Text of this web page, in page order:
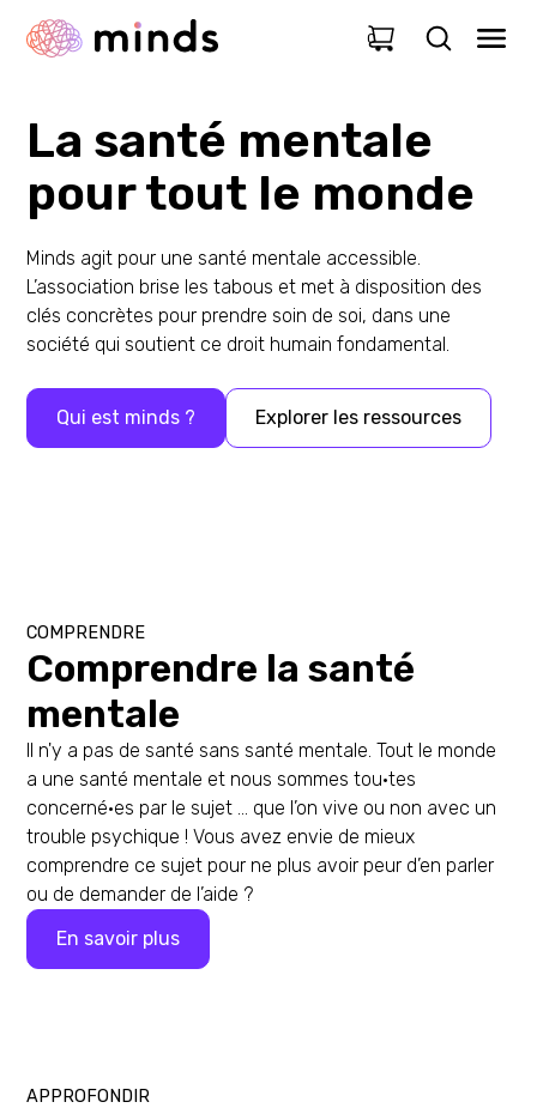
0
La santé mentale
pour tout le monde
Minds agit pour une santé mentale accessible.
L’association brise les tabous et met à disposition des
clés concrètes pour prendre soin de soi, dans une
société qui soutient ce droit humain fondamental.
Qui est minds ? Explorer les ressources
COMPRENDRE
Comprendre la santé
mentale
Il n'y a pas de santé sans santé mentale. Tout le monde
a une santé mentale et nous sommes tou·tes
concerné·es par le sujet … que l’on vive ou non avec un
trouble psychique ! Vous avez envie de mieux
comprendre ce sujet pour ne plus avoir peur d’en parler
ou de demander de l’aide ?
En savoir plus
APPROFONDIR